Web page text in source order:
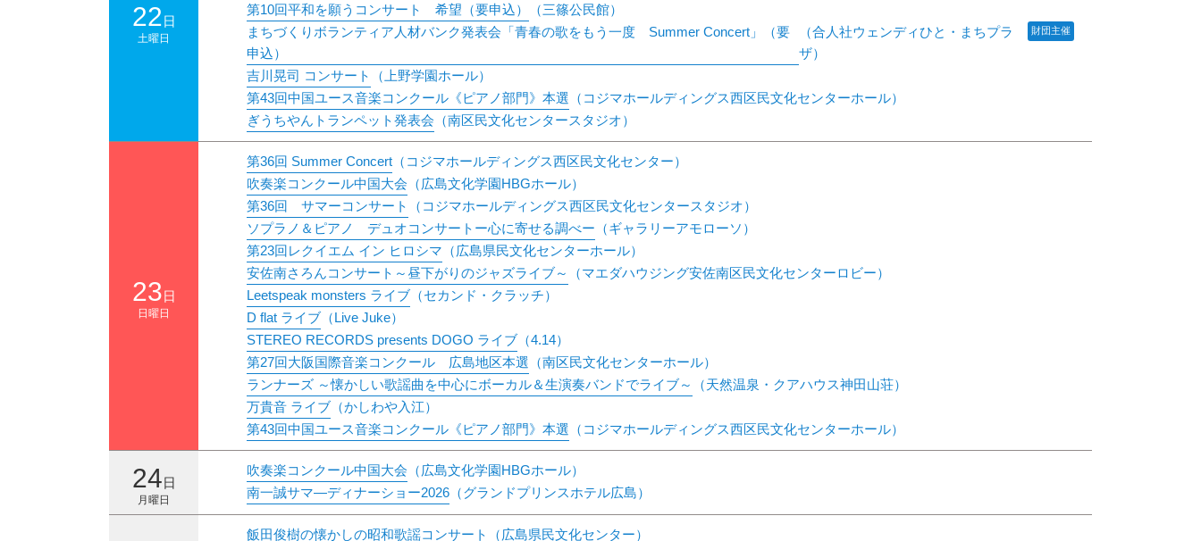
22 日
土曜日
第10回平和を願うコンサート 希望（要申込）
（三篠公民館）
財団主催
まちづくりボランティア人材バンク発表会「青春の歌をもう一度 Summer Concert」（要
申込）
（合人社ウェンディひと・まちプラ
ザ）
吉川晃司 コンサート
（上野学園ホール）
第43回中国ユース音楽コンクール《ピアノ部門》本選 （コジマホールディングス西区民文化センターホール）
ぎうちやんトランペット発表会 （南区民文化センタースタジオ）
23日
日曜日
第36回 Summer Concert （コジマホールディングス西区民文化センター）
吹奏楽コンクール中国大会 （広島文化学園HBGホール）
第36回 サマーコンサート
（コジマホールディングス西区民文化センタースタジオ）
ソプラノ＆ピアノ デュオコンサートー心に寄せる調べー （ギャラリーアモローソ）
第23回レクイエム イン ヒロシマ （広島県民文化センターホール）
安佐南さろんコンサート～昼下がりのジャズライブ～
（マエダハウジング安佐南区民文化センターロビー）
Leetspeak monsters ライブ （セカンド・クラッチ）
D flat ライブ （Live Juke）
STEREO RECORDS presents DOGO ライブ （4.14）
第27回大阪国際音楽コンクール 広島地区本選 （南区民文化センターホール）
ランナーズ ～懐かしい歌謡曲を中心にボーカル＆生演奏バンドでライブ～
（天然温泉・クアハウス神田山荘）
万貴音 ライブ （かしわや入江）
第43回中国ユース音楽コンクール《ピアノ部門》本選 （コジマホールディングス西区民文化センターホール）
24日
月曜日
吹奏楽コンクール中国大会 （広島文化学園HBGホール）
南一誠サマ―ディナーショー2026 （グランドプリンスホテル広島）
飯田俊樹の懐かしの昭和歌謡コンサート （広島県民文化センター）